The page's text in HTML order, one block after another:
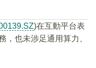
)在互動平台表
，也未涉足通用算力、